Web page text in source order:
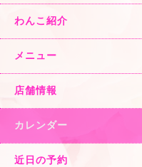
わんこ紹介
メニュー
店舗情報
カレンダー
近日の予約